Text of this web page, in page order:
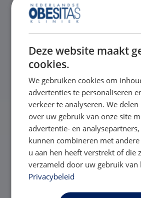
Velden met een*
Voornaam *
Voornaam
Achternaam *
Achternaam
E-mailadres
Deze website maakt
cookies.
We gebruiken cookies om
advertenties te personaliseren
verkeer te analyseren. We
over uw gebruik van onze site
advertentie- en
kunnen combineren met
u aan hen heeft verstrekt of die
verzameld door uw gebruik van
Privacybeleid